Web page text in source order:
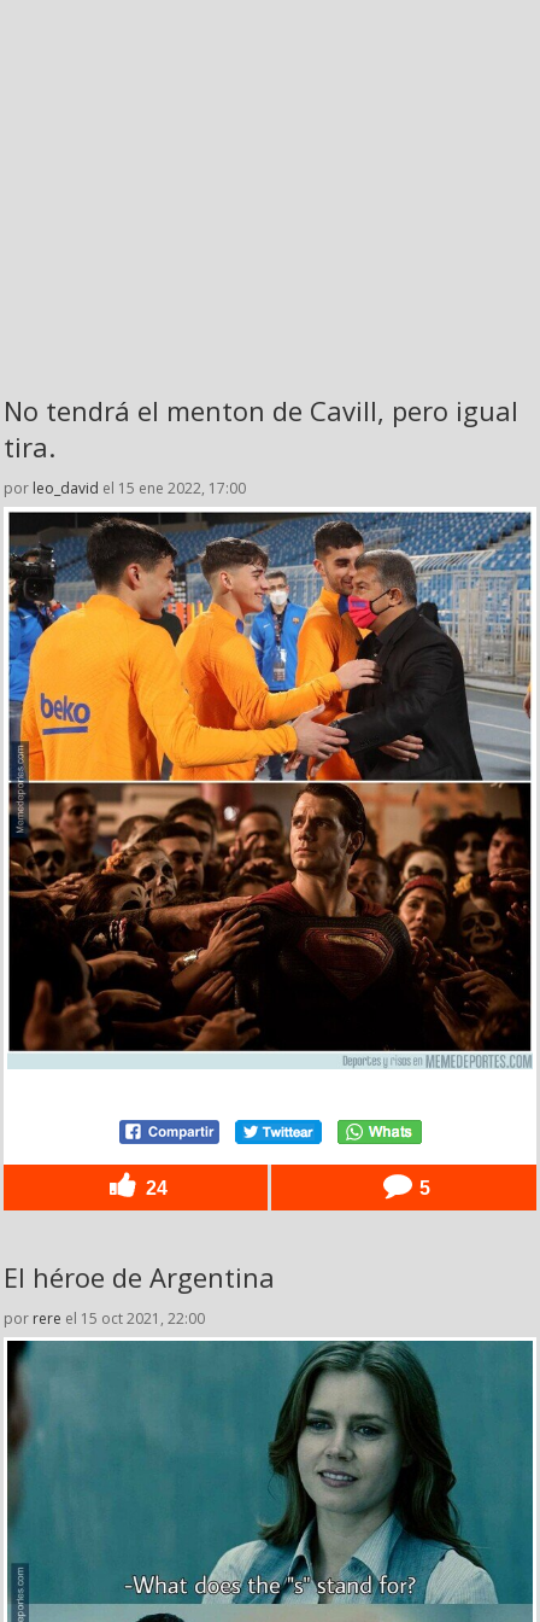
No tendrá el menton de Cavill, pero igual
tira.
por leo_david el 15 ene 2022, 17:00
24 5
El héroe de Argentina
por rere el 15 oct 2021, 22:00